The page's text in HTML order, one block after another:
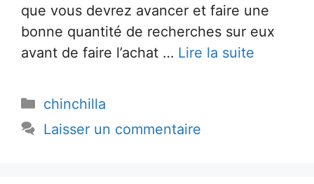
que vous devrez avancer et faire une
bonne quantité de recherches sur eux
avant de faire l’achat … Lire la suite
Catégories
chinchilla
Laisser un commentaire